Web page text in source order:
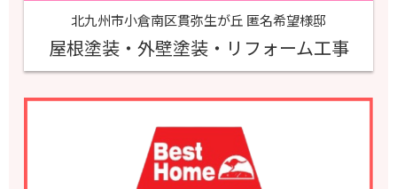
北九州市小倉南区貫弥生が丘 匿名希望様邸
屋根塗装・外壁塗装・リフォーム工事